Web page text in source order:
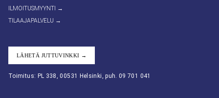
ILMOITUSMYYNTI →
TILAAJAPALVELU →
LÄHETÄ JUTTUVINKKI →
Toimitus: PL 338, 00531 Helsinki, puh. 09 701 041